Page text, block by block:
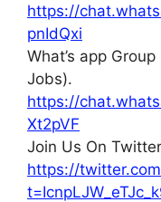
https://
pnIdQxi
What’s app
Jobs).
https://
Xt2pVF
Join Us On
https://